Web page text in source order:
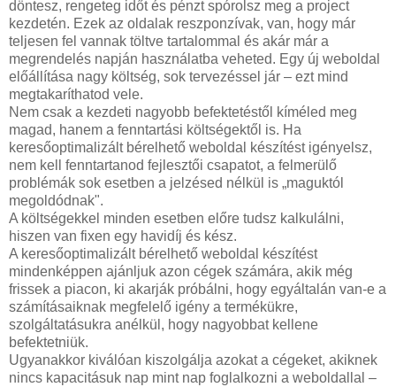
döntesz, rengeteg időt és pénzt spórolsz meg a project
kezdetén. Ezek az oldalak reszponzívak, van, hogy már
teljesen fel vannak töltve tartalommal és akár már a
megrendelés napján használatba veheted. Egy új weboldal
előállítása nagy költség, sok tervezéssel jár – ezt mind
megtakaríthatod vele.
Nem csak a kezdeti nagyobb befektetéstől kíméled meg
magad, hanem a fenntartási költségektől is. Ha
keresőoptimalizált bérelhető weboldal készítést igényelsz,
nem kell fenntartanod fejlesztői csapatot, a felmerülő
problémák sok esetben a jelzésed nélkül is „maguktól
megoldódnak".
A költségekkel minden esetben előre tudsz kalkulálni,
hiszen van fixen egy havidíj és kész.
A keresőoptimalizált bérelhető weboldal készítést
mindenképpen ajánljuk azon cégek számára, akik még
frissek a piacon, ki akarják próbálni, hogy egyáltalán van-e a
számításaiknak megfelelő igény a termékükre,
szolgáltatásukra anélkül, hogy nagyobbat kellene
befektetniük.
Ugyanakkor kiválóan kiszolgálja azokat a cégeket, akiknek
nincs kapacitásuk nap mint nap foglalkozni a weboldallal –